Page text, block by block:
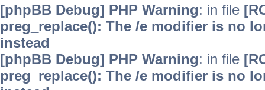
[phpBB Debug] PHP Warning: in file
preg_replace(): The /e modifier is no
instead
[phpBB Debug] PHP Warning: in file
preg_replace(): The /e modifier is no